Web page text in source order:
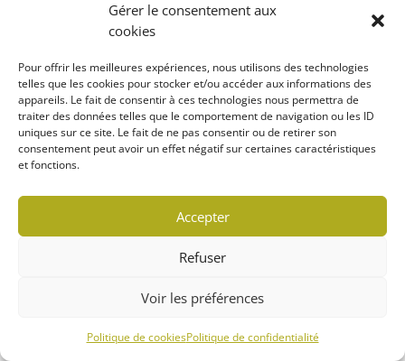
Gérer le consentement aux
cookies
Pour offrir les meilleures expériences, nous utilisons des technologies
telles que les cookies pour stocker et/ou accéder aux informations des
appareils. Le fait de consentir à ces technologies nous permettra de
traiter des données telles que le comportement de navigation ou les ID
uniques sur ce site. Le fait de ne pas consentir ou de retirer son
consentement peut avoir un effet négatif sur certaines caractéristiques
et fonctions.
Accepter
Refuser
Voir les préférences
Politique de cookiesPolitique de confidentialité
Politique de cookies (CA)
© 2022 MARCHÉ LOCAVORE | TOUS DROITS